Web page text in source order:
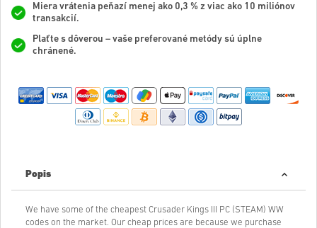
Miera vrátenia peňazí menej ako 0,3 % z viac ako 10 miliónov
transakcií.
Plaťte s dôverou – vaše preferované metódy sú úplne
chránené.
Popis
We have some of the cheapest Crusader Kings III PC (STEAM) WW
codes on the market. Our cheap prices are because we purchase